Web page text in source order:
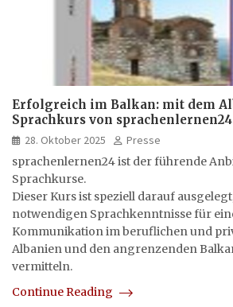
Erfolgreich im Balkan: mit dem
Sprachkurs von sprachenlernen24
28. Oktober 2025
Presse
sprachenlernen24 ist der führende
Sprachkurse.
Dieser Kurs ist speziell darauf
notwendigen Sprachkenntnisse für
Kommunikation im beruflichen und
Albanien und den angrenzenden
vermitteln.
Continue Reading